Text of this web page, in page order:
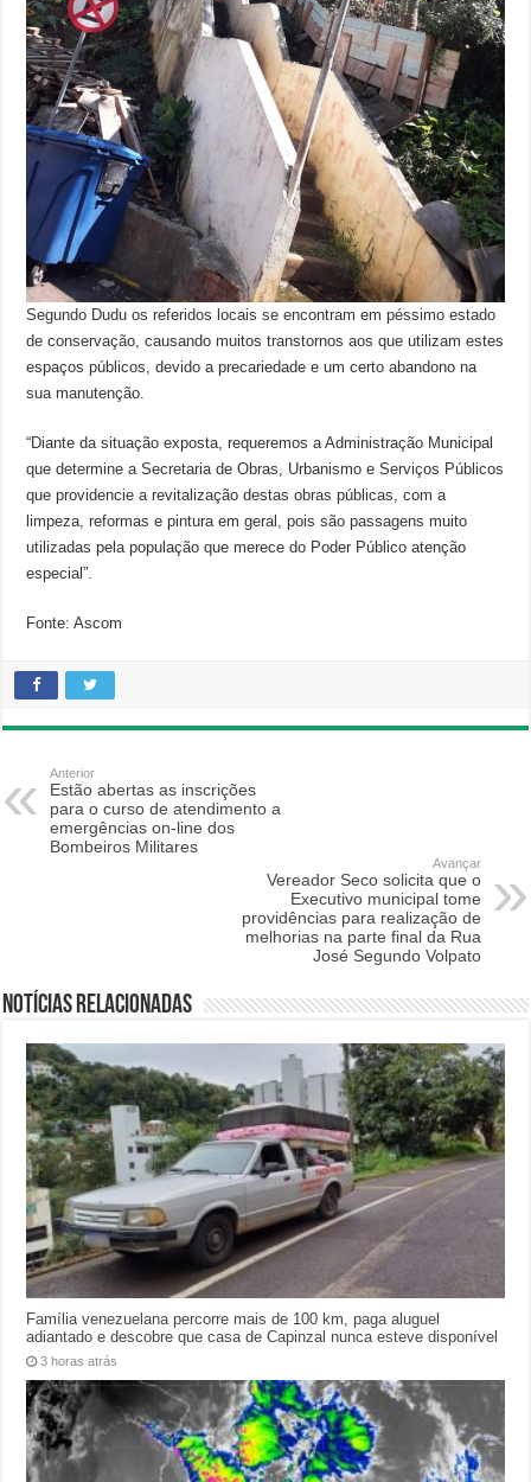
Segundo Dudu os referidos locais se encontram em péssimo estado
de conservação, causando muitos transtornos aos que utilizam estes
espaços públicos, devido a precariedade e um certo abandono na
sua manutenção.
“Diante da situação exposta, requeremos a Administração Municipal
que determine a Secretaria de Obras, Urbanismo e Serviços Públicos
que providencie a revitalização destas obras públicas, com a
limpeza, reformas e pintura em geral, pois são passagens muito
utilizadas pela população que merece do Poder Público atenção
especial”.
Fonte: Ascom
Anterior
Estão abertas as inscrições
para o curso de atendimento a
emergências on-line dos
Bombeiros Militares
Avançar
Vereador Seco solicita que o
Executivo municipal tome
providências para realização de
melhorias na parte final da Rua
José Segundo Volpato
Notícias relacionadas
Família venezuelana percorre mais de 100 km, paga aluguel
adiantado e descobre que casa de Capinzal nunca esteve disponível
3 horas atrás